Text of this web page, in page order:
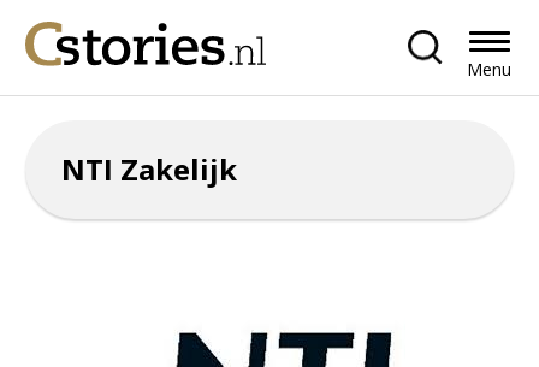
Menu
NTI Zakelijk